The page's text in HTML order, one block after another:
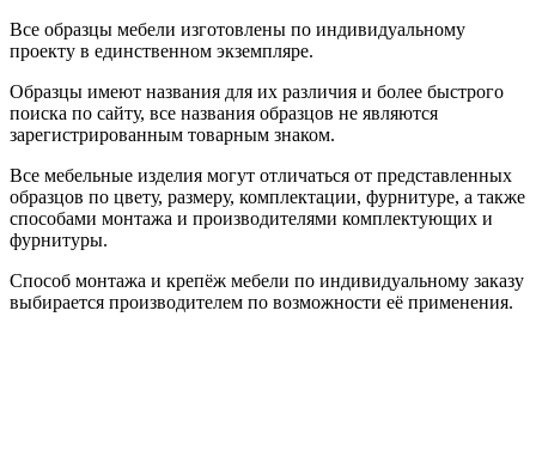
Все образцы мебели изготовлены по индивидуальному
проекту в единственном экземпляре.
Образцы имеют названия для их различия и более быстрого
поиска по сайту, все названия образцов не являются
зарегистрированным товарным знаком.
Все мебельные изделия могут отличаться от представленных
образцов по цвету, размеру, комплектации, фурнитуре, а также
способами монтажа и производителями комплектующих и
фурнитуры.
Способ монтажа и крепёж мебели по индивидуальному заказу
выбирается производителем по возможности её применения.